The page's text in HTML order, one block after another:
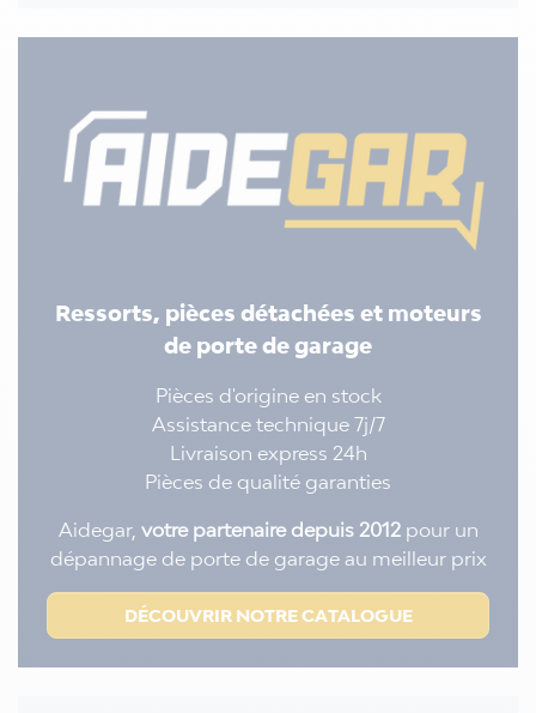
Ressorts, pièces détachées et moteurs
de porte de garage
Pièces d'origine en stock
Assistance technique 7j/7
Livraison express 24h
Pièces de qualité garanties
Aidegar, votre partenaire depuis 2012pour un
dépannage de porte de garage au meilleur prix
DÉCOUVRIR NOTRE CATALOGUE